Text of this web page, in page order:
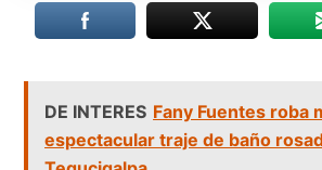
DE INTERES Fany Fuentes roba
espectacular traje de baño